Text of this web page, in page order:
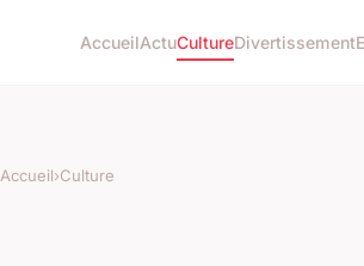
AccueilActuCultureDivertissement
Accueil›Culture